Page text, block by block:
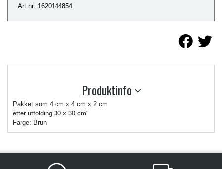
Art.nr: 1620144854
Produktinfo
Pakket som 4 cm x 4 cm x 2 cm
etter utfolding 30 x 30 cm"
Farge: Brun